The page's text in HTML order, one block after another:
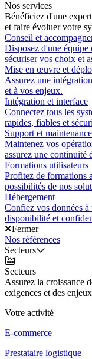
Nos services
Bénéficiez d'une
et faire évoluer votre
Conseil et
Disposez d'une
sécuriser vos choix et
Mise en œuvre et
Assurez une
et à vos enjeux.
Intégration et interface
Connectez tous les
rapides, fiables et
Support et maintenance
Maintenez vos
assurez une continuité
Formations utilisateurs
Profitez de formations
possibilités de nos
Hébergement
Confiez vos données
disponibilité et
Fermer
Nos références
Secteurs
Secteurs
Assurez la croissance
exigences et des
Votre activité
E-commerce
Prestataire logistique